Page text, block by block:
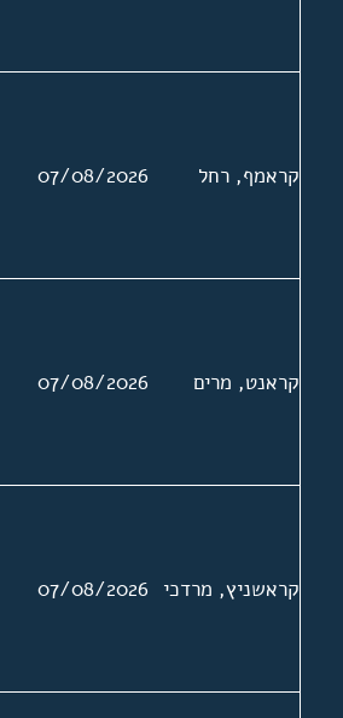
קראמף, רחל 07/08/2026
קראנט, מרים 07/08/2026
קראשניץ, מרדכי 07/08/2026